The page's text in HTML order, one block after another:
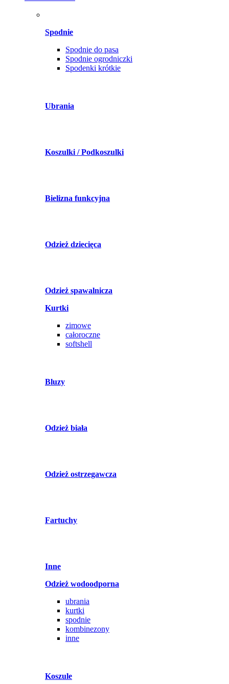
Spodnie
Spodnie do pasa
Spodnie ogrodniczki
Spodenki krótkie
Ubrania
Koszulki / Podkoszulki
Bielizna funkcyjna
Odzież dziecięca
Odzież spawalnicza
Kurtki
zimowe
całoroczne
softshell
Bluzy
Odzież biała
Odzież ostrzegawcza
Fartuchy
Inne
Odzież wodoodporna
ubrania
kurtki
spodnie
kombinezony
inne
Koszule